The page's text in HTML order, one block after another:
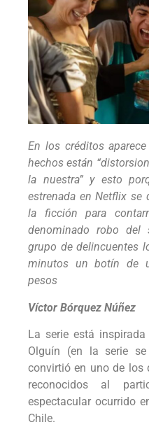
En los créditos
hechos están
la nuestra” y esto
estrenada en Netflix se
la ficción para
denominado robo
grupo de delincuentes
minutos un botín de
pesos
Víctor Bórquez Núñez
La serie está
Olguín (en la serie
convirtió en uno de los
reconocidos al
espectacular ocurrido
Chile.